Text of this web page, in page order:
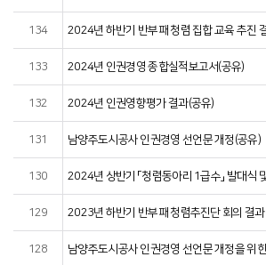
134 2024년 하반기 반부패 청렴 집합 교육 추진
133 2024년 인권경영 종합실적보고서(공유)
132 2024년 인권영향평가 결과(공유)
131 남양주도시공사 인권경영 선언문 개정(공유)
130 2024년 상반기 「청렴동아리 1급수」 발대식
129 2023년 하반기 반부패 청렴추진단 회의 결과
128 남양주도시공사 인권경영 선언문 개정을 위